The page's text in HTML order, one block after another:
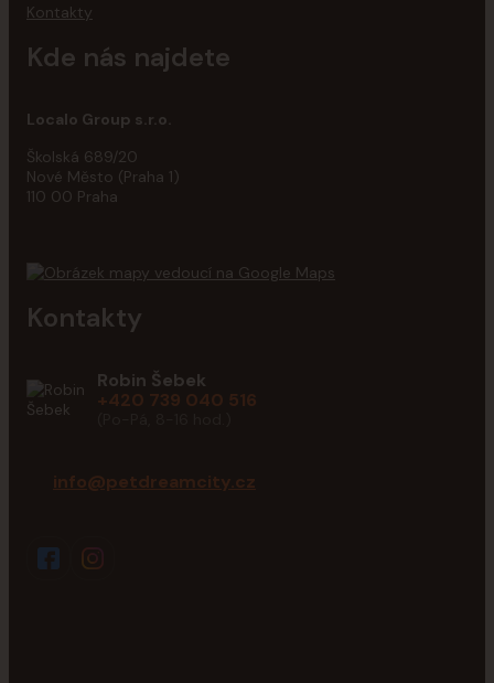
Kontakty
Kde nás najdete
Localo Group s.r.o.
Školská 689/20
Nové Město (Praha 1)
110 00 Praha
Kontakty
Robin Šebek
+420 739 040 516
info@petdreamcity.cz